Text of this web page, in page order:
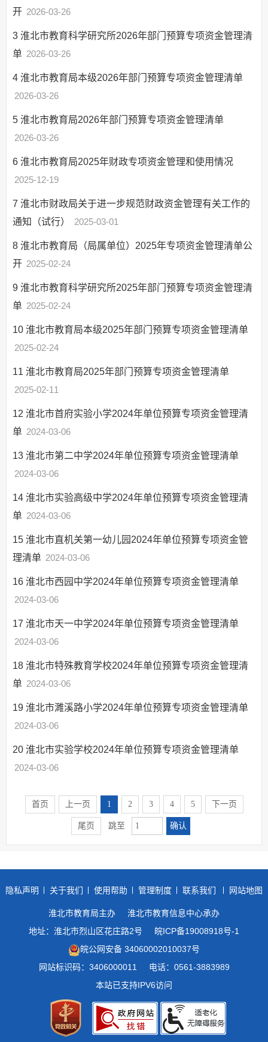
开 2026-03-26
3 淮北市教育科学研究所2026年部门预算专项资金管理清
单 2026-03-26
4 淮北市教育局本级2026年部门预算专项资金管理清单
2026-03-26
5 淮北市教育局2026年部门预算专项资金管理清单
2026-03-26
6 淮北市教育局2025年财政专项资金管理和使用情况
2025-12-19
7 淮北市财政局关于进一步规范财政资金管理有关工作的
通知（试行）
2025-03-01
8 淮北市教育局（局属单位）2025年专项资金管理清单公
开 2025-02-24
9 淮北市教育科学研究所2025年部门预算专项资金管理清
单 2025-02-24
10 淮北市教育局本级2025年部门预算专项资金管理清单
2025-02-24
11 淮北市教育局2025年部门预算专项资金管理清单
2025-02-11
12 淮北市首府实验小学2024年单位预算专项资金管理清
单 2024-03-06
13 淮北市第二中学2024年单位预算专项资金管理清单
2024-03-06
14 淮北市实验高级中学2024年单位预算专项资金管理清
单 2024-03-06
15 淮北市直机关第一幼儿园2024年单位预算专项资金管
理清单 2024-03-06
16 淮北市西园中学2024年单位预算专项资金管理清单
2024-03-06
17 淮北市天一中学2024年单位预算专项资金管理清单
2024-03-06
18 淮北市特殊教育学校2024年单位预算专项资金管理清
单 2024-03-06
19 淮北市濉溪路小学2024年单位预算专项资金管理清单
2024-03-06
20 淮北市实验学校2024年单位预算专项资金管理清单
2024-03-06
首页 上一页 1 2 3 4 5 下一页
尾页 跳至 确认
隐私声明 关于我们 使用帮助 管理制度 联系我们 网站地图
淮北市教育局主办
淮北市教育信息中心承办
地址：淮北市烈山区花庄路2号
皖ICP备19008918号-1
皖公网安备 34060002010037号
网站标识码：3406000011
电话：0561-3883989
本站已支持IPV6访问